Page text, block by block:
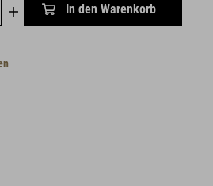
In den Warenkorb